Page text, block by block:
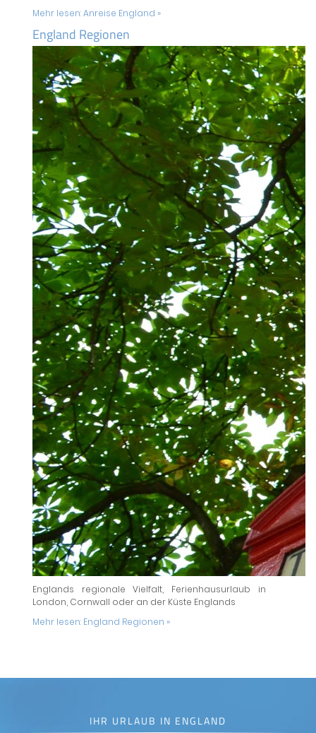
Mehr lesen:Anreise England »
England Regionen
Englands regionale Vielfalt, Ferienhausurlaub in
London, Cornwall oder an der Küste Englands
Mehr lesen: England Regionen »
IHR URLAUB IN ENGLAND